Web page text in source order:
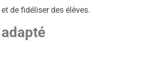
de fidéliser des élèves.